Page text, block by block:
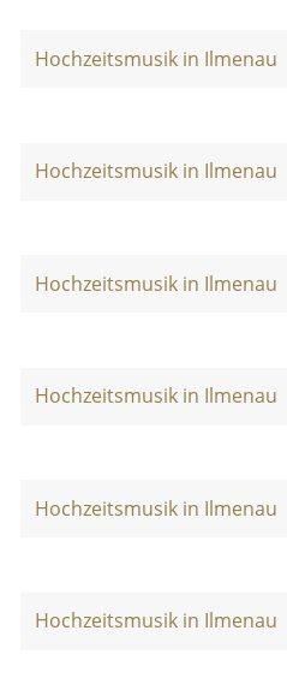
Hochzeitsmusik in Ilmenau
Hochzeitsmusik in Ilmenau
Hochzeitsmusik in Ilmenau
Hochzeitsmusik in Ilmenau
Hochzeitsmusik in Ilmenau
Hochzeitsmusik in Ilmenau